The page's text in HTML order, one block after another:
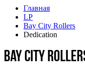
Главная
LP
Bay City Rollers
Dedication
Bay City